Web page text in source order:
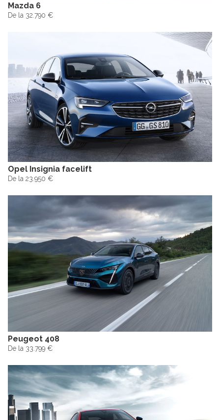
Mazda 6
De la 32.790 €
Opel Insignia facelift
De la 23.950 €
Peugeot 408
De la 33.799 €